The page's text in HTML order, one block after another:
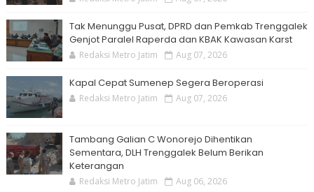
Tak Menunggu Pusat, DPRD dan Pemkab Trenggalek
Genjot Paralel Raperda dan KBAK Kawasan Karst
Redaksi Metro Jatim Aug 07, 2026
Kapal Cepat Sumenep Segera Beroperasi
Redaksi Metro Jatim Aug 07, 2026
Tambang Galian C Wonorejo Dihentikan
Sementara, DLH Trenggalek Belum Berikan
Keterangan
Redaksi Metro Jatim Aug 06, 2026